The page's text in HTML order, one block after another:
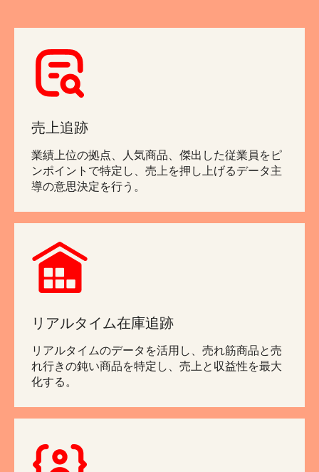
売上追跡
業績上位の拠点、人気商品、傑出した従業員をピ
ンポイントで特定し、売上を押し上げるデータ主
導の意思決定を行う。
リアルタイム在庫追跡
リアルタイムのデータを活用し、売れ筋商品と売
れ行きの鈍い商品を特定し、売上と収益性を最大
化する。